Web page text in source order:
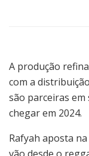
A produção
com a
são parceiras
chegar em 2024.
Rafyah aposta